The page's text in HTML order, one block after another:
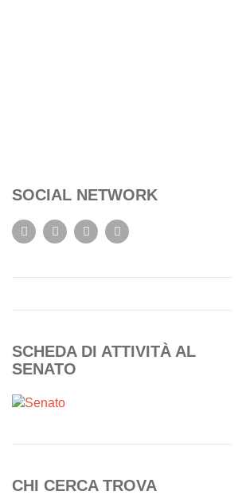
SOCIAL NETWORK
SCHEDA DI ATTIVITÀ AL
SENATO
CHI CERCA TROVA